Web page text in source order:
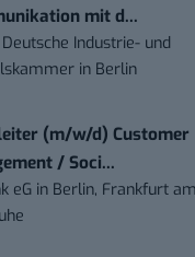
mit d...
Deutsche Industrie- und
in Berlin
(m/w/d) Customer
/ Soci...
eG in Berlin, Frankfurt